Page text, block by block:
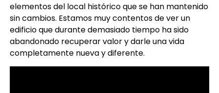
elementos del local histórico que se han mantenido
sin cambios. Estamos muy contentos de ver un
edificio que durante demasiado tiempo ha sido
abandonado recuperar valor y darle una vida
completamente nueva y diferente.